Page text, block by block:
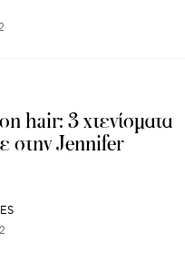
hair: 3 χτενίσματα
στην Jennifer